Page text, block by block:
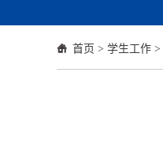
首页 > 学生工作 >